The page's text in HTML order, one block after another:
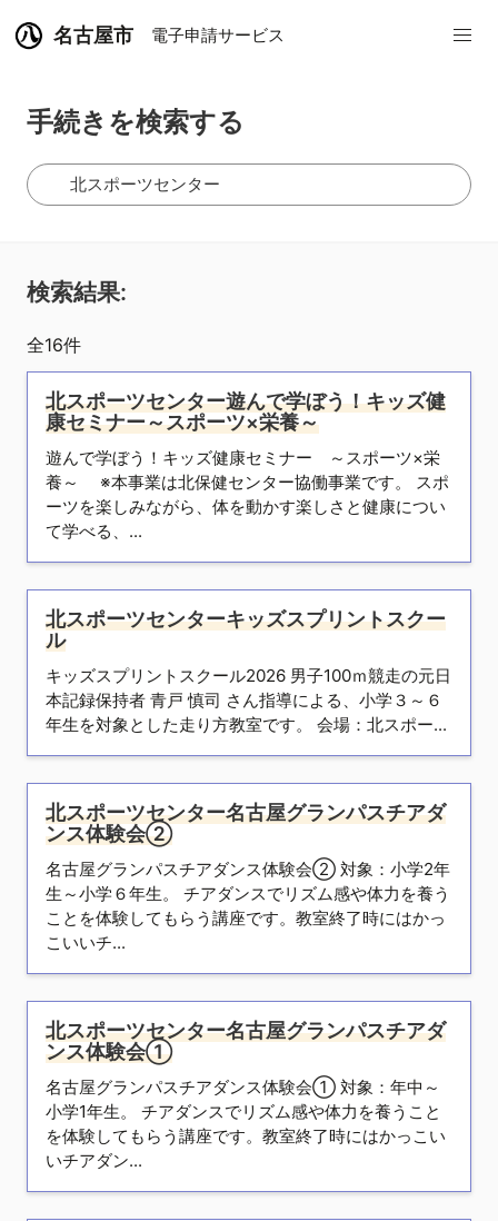
名古屋市 電子申請サービス
手続きを検索する
検索結果:
全16件
北スポーツセンター遊んで学ぼう！キッズ健
康セミナー～スポーツ×栄養～
遊んで学ぼう！キッズ健康セミナー ～スポーツ×栄
養～ ※本事業は北保健センター協働事業です。 スポ
ーツを楽しみながら、体を動かす楽しさと健康につい
て学べる、...
北スポーツセンターキッズスプリントスクー
ル
キッズスプリントスクール2026 男子100ｍ競走の元日
本記録保持者 青戸 慎司 さん指導による、小学３～６
年生を対象とした走り方教室です。 会場：北スポー...
北スポーツセンター名古屋グランパスチアダ
ンス体験会②
名古屋グランパスチアダンス体験会② 対象：小学2年
生～小学６年生。 チアダンスでリズム感や体力を養う
ことを体験してもらう講座です。教室終了時にはかっ
こいいチ...
北スポーツセンター名古屋グランパスチアダ
ンス体験会①
名古屋グランパスチアダンス体験会① 対象：年中～
小学1年生。 チアダンスでリズム感や体力を養うこと
を体験してもらう講座です。教室終了時にはかっこい
いチアダン...